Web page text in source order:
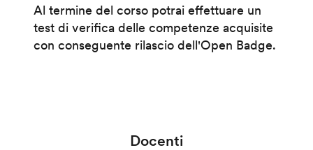
Al termine del corso potrai effettuare un
test di verifica delle competenze acquisite
con conseguente rilascio dell'Open Badge.
Docenti